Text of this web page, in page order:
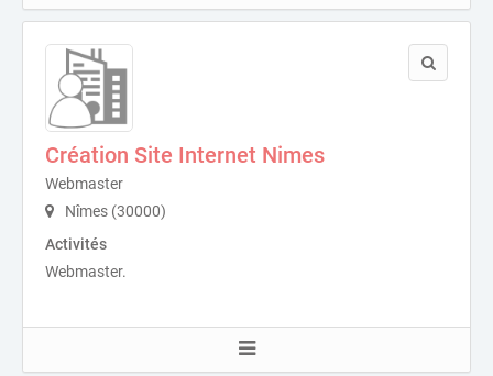
Création Site Internet Nimes
Webmaster
Nîmes (30000)
Activités
Webmaster.